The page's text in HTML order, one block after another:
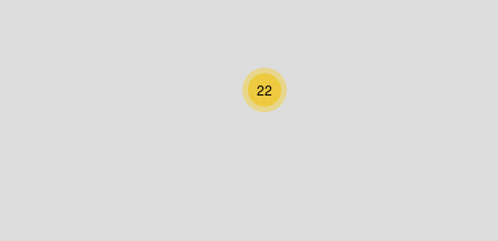
Niederösterreich
Oberösterreich
22